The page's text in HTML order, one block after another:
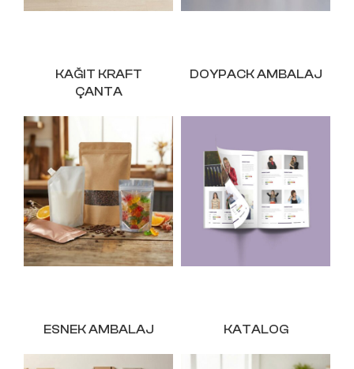
KAĞIT KRAFT
ÇANTA
DOYPACK AMBALAJ
ESNEK AMBALAJ KATALOG